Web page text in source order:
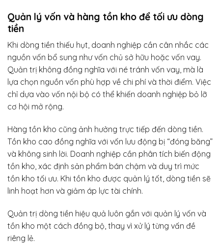
Quản lý vốn và hàng tồn kho để tối ưu dòng
tiền
Khi dòng tiền thiếu hụt, doanh nghiệp cần cân nhắc các
nguồn vốn bổ sung như vốn chủ sở hữu hoặc vốn vay.
Quản trị không đồng nghĩa với né tránh vốn vay, mà là
lựa chọn nguồn vốn phù hợp về chi phí và thời điểm. Việc
chỉ dựa vào vốn nội bộ có thể khiến doanh nghiệp bỏ lỡ
cơ hội mở rộng.
Hàng tồn kho cũng ảnh hưởng trực tiếp đến dòng tiền.
Tồn kho cao đồng nghĩa với vốn lưu động bị “đóng băng”
và không sinh lời. Doanh nghiệp cần phân tích biến động
tồn kho, xác định sản phẩm bán chậm và duy trì mức
tồn kho tối ưu. Khi tồn kho được quản lý tốt, dòng tiền sẽ
linh hoạt hơn và giảm áp lực tài chính.
Quản trị dòng tiền hiệu quả luôn gắn với quản lý vốn và
tồn kho một cách đồng bộ, thay vì xử lý từng vấn đề
riêng lẻ.